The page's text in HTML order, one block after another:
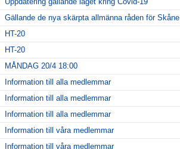
Gällande de nya skärpta allmänna råden för Skåne
HT-20
HT-20
MÅNDAG 20/4 18:00
Information till alla medlemmar
Information till alla medlemmar
Information till alla medlemmar
Information till våra medlemmar
Information till våra medlemmar